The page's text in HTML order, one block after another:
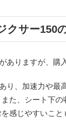
クサー150
ありますが、
り、加速力や
た、シート下
感じやすいこと